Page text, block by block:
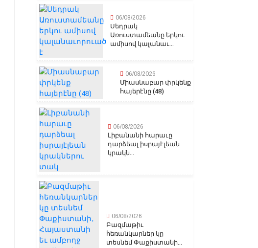
06/08/2026
Սեդրակ
Առուստամեանը երկու
ամիսով կալանաւ...
06/08/2026
Միասնաբար փրկենք
հայերէնը (48)
06/08/2026
Լիբանանի հարաւը
դարձեալ իսրայէլեան
կրակն...
06/08/2026
Բազմաթիւ
հեռանկարներ կը
տեսնեմ Փաքիստանի...